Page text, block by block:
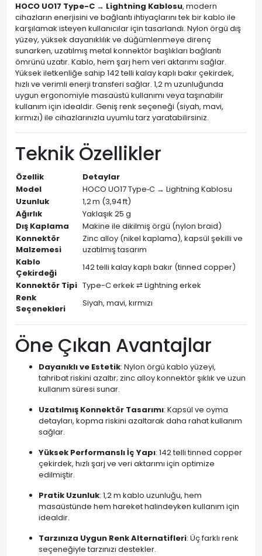
HOCO UO17 Type-C → Lightning Kablosu, modern
cihazların enerjisini ve bağlantı ihtiyaçlarını tek bir kablo ile
karşılamak isteyen kullanıcılar için tasarlandı. Nylon örgü dış
yüzey, yüksek dayanıklılık ve düğümlenmeye direnç
sunarken, uzatılmış metal konnektör başlıkları bağlantı
ömrünü uzatır. Kablo, hem şarj hem veri aktarımı sağlar.
Yüksek iletkenliğe sahip 142 telli kalay kaplı bakır çekirdek,
hızlı ve verimli enerji transferi sağlar. 1,2 m uzunluğunda
uygun ergonomiyle masaüstü kullanımı veya taşınabilir
kullanım için idealdir. Geniş renk seçeneği (siyah, mavi,
kırmızı) ile cihazlarınızla uyumlu tarz yaratabilirsiniz.
Teknik Özellikler
Özellik
Detaylar
Model
HOCO UO17 Type‑C → Lightning Kablosu
Uzunluk
1,2 m (3,94 ft)
Ağırlık
Yaklaşık 25 g
Dış Kaplama
Makine ile dikilmiş örgü (nylon braid)
Konnektör
Malzemesi
Zinc alloy (nikel kaplama), kapsül şekilli ve
uzatılmış tasarım
Kablo
Çekirdeği
142 telli kalay kaplı bakır (tinned copper)
Konnektör Tipi Type-C erkek ⇄ Lightning erkek
Renk
Seçenekleri
Siyah, mavi, kırmızı
Öne Çıkan Avantajlar
Dayanıklı ve Estetik: Nylon örgü kablo yüzeyi,
tahribat riskini azaltır; zinc alloy konnektör şıklık ve uzun
kullanım süresi sunar.
Uzatılmış Konnektör Tasarımı: Kapsül ve oyma
detayları, kopma riskini azaltarak daha rahat kullanım
sağlar.
Yüksek Performanslı İç Yapı: 142 telli tinned copper
çekirdek, hızlı şarj ve veri aktarımı için optimize
edilmiştir.
Pratik Uzunluk: 1,2 m kablo uzunluğu, hem
masaüstünde hem hareket halindeyken kullanım için
idealdir.
Tarzınıza Uygun Renk Alternatifleri: Üç farklı renk
seçeneğiyle tarzınızı destekler.